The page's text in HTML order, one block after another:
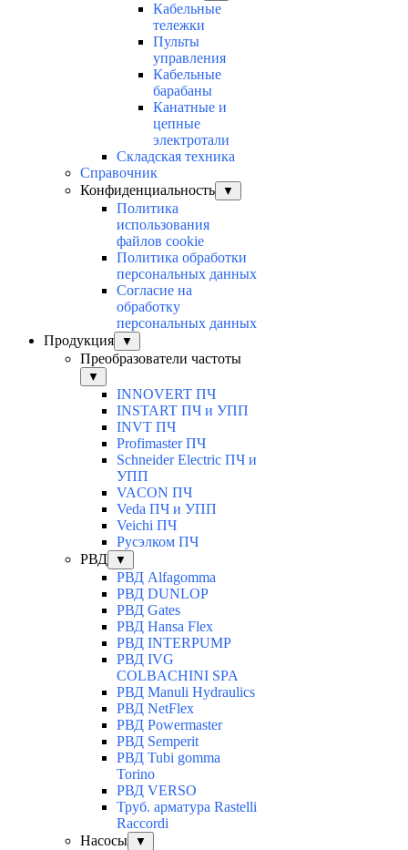
Кабельные
тележки
Пульты
управления
Кабельные
барабаны
Канатные и
цепные
электротали
Складская техника
Справочник
Конфиденциальность
▼
Политика
использования
файлов cookie
Политика обработки
персональных данных
Согласие на
обработку
персональных данных
Продукция
▼
Преобразователи частоты
▼
INNOVERT ПЧ
INSTART ПЧ и УПП
INVT ПЧ
Profimaster ПЧ
Schneider Electric ПЧ и
УПП
VACON ПЧ
Veda ПЧ и УПП
Veichi ПЧ
Русэлком ПЧ
РВД
▼
РВД Alfagomma
РВД DUNLOP
РВД Gates
РВД Hansa Flex
РВД INTERPUMP
РВД IVG
COLBACHINI SPA
РВД Manuli Hydraulics
РВД NetFlex
РВД Powermaster
РВД Semperit
РВД Tubi gomma
Torino
РВД VERSO
Труб. арматура Rastelli
Raccordi
Насосы
▼